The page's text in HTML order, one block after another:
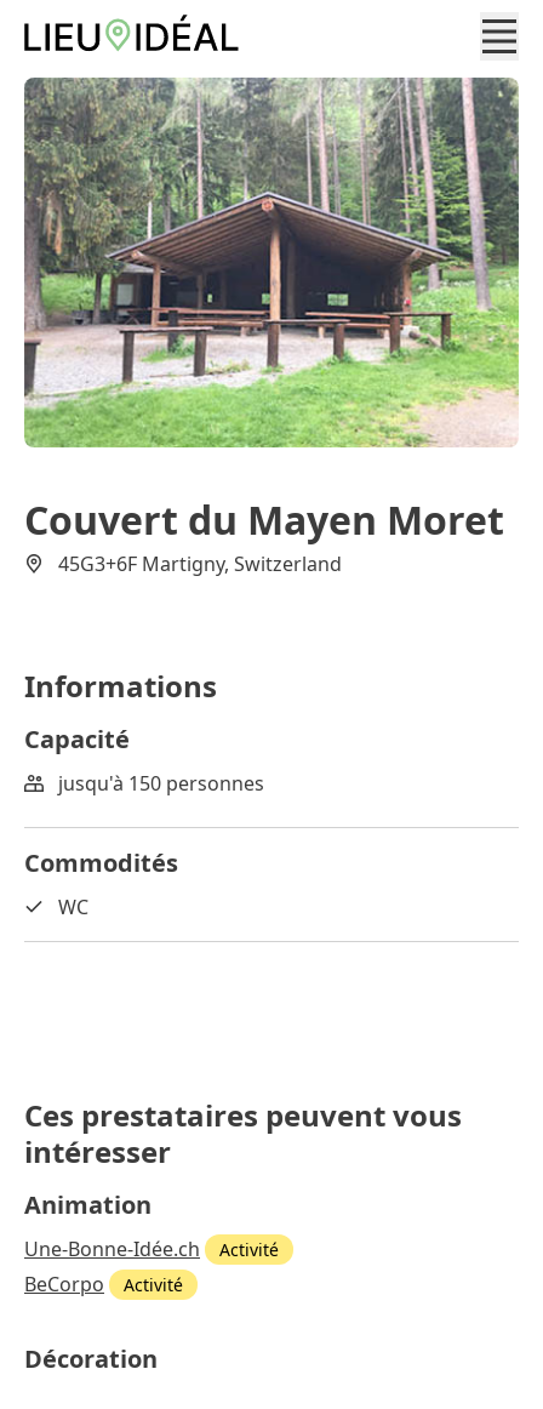
Couvert du Mayen Moret
45G3+6F Martigny, Switzerland
Informations
Capacité
jusqu'à 150 personnes
Commodités
WC
Ces prestataires peuvent vous
intéresser
Animation
Une-Bonne-Idée.ch Activité
BeCorpo Activité
Décoration